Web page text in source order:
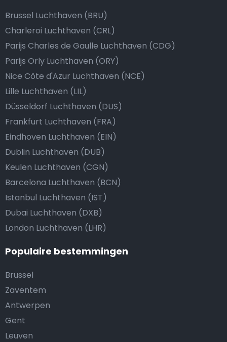
Brussel Luchthaven (BRU)
Charleroi Luchthaven (CRL)
Parijs Charles de Gaulle Luchthaven (CDG)
Parijs Orly Luchthaven (ORY)
Nice Côte d'Azur Luchthaven (NCE)
Lille Luchthaven (LIL)
Düsseldorf Luchthaven (DUS)
Frankfurt Luchthaven (FRA)
Eindhoven Luchthaven (EIN)
Dublin Luchthaven (DUB)
Keulen Luchthaven (CGN)
Barcelona Luchthaven (BCN)
Istanbul Luchthaven (IST)
Dubai Luchthaven (DXB)
London Luchthaven (LHR)
Populaire bestemmingen
Brussel
Zaventem
Antwerpen
Gent
Leuven